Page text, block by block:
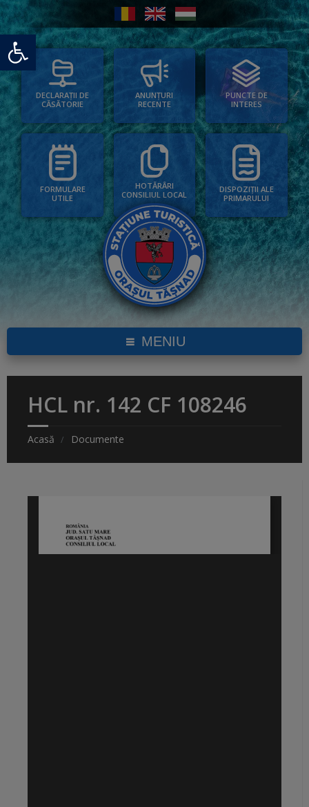
Deschide bara de unelte
DECLARAȚII DE
CĂSĂTORIE
ANUNȚURI
RECENTE
PUNCTE DE
INTERES
FORMULARE
UTILE
HOTĂRÂRI
CONSILIUL LOCAL
DISPOZIȚII ALE
PRIMARULUI
MENIU
HCL nr. 142 CF 108246
Acasă Documente